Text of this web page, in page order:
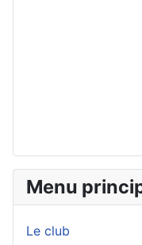
Menu
Le club